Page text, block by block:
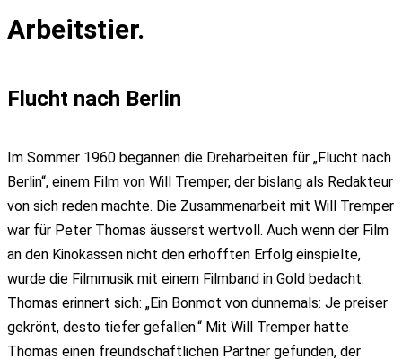
Arbeitstier.
Flucht nach Berlin
Im Sommer 1960 begannen die Dreharbeiten für „Flucht nach
Berlin“, einem Film von Will Tremper, der bislang als Redakteur
von sich reden machte. Die Zusammenarbeit mit Will Tremper
war für Peter Thomas äusserst wertvoll. Auch wenn der Film
an den Kinokassen nicht den erhofften Erfolg einspielte,
wurde die Filmmusik mit einem Filmband in Gold bedacht.
Thomas erinnert sich: „Ein Bonmot von dunnemals: Je preiser
gekrönt, desto tiefer gefallen.“ Mit Will Tremper hatte
Thomas einen freundschaftlichen Partner gefunden, der